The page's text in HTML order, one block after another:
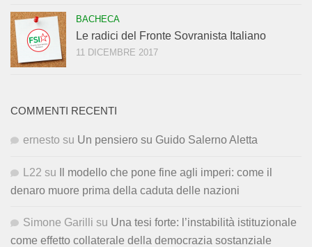
BACHECA
Le radici del Fronte Sovranista Italiano
11 DICEMBRE 2017
COMMENTI RECENTI
ernesto su Un pensiero su Guido Salerno Aletta
L22 su
Il modello che pone fine agli imperi: come il
denaro muore prima della caduta delle nazioni
Simone Garilli su Una tesi forte: l’instabilità istituzionale
come effetto collaterale della democrazia sostanziale